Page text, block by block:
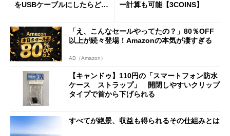
をUSBケーブルにしたらどう
ー計算も可能【3COINS】
「え、こんなセールやってたの？」80％OFF
以上が続々登場！Amazonの本気が凄すぎる
AD（Amazon）
【キャンドゥ】110円の「スマートフォン防水
ケース ストラップ」 開閉しやすいクリップ
タイプで首から下げられる
すべてが絶景、収益も得られるその仕組みとは